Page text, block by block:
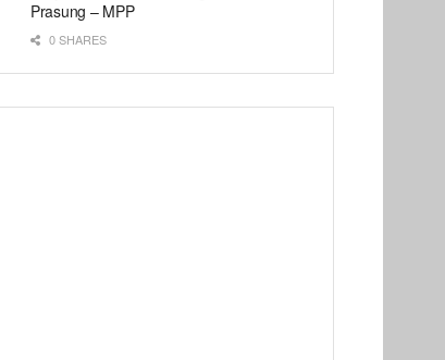
Prasung – MPP
0 SHARES